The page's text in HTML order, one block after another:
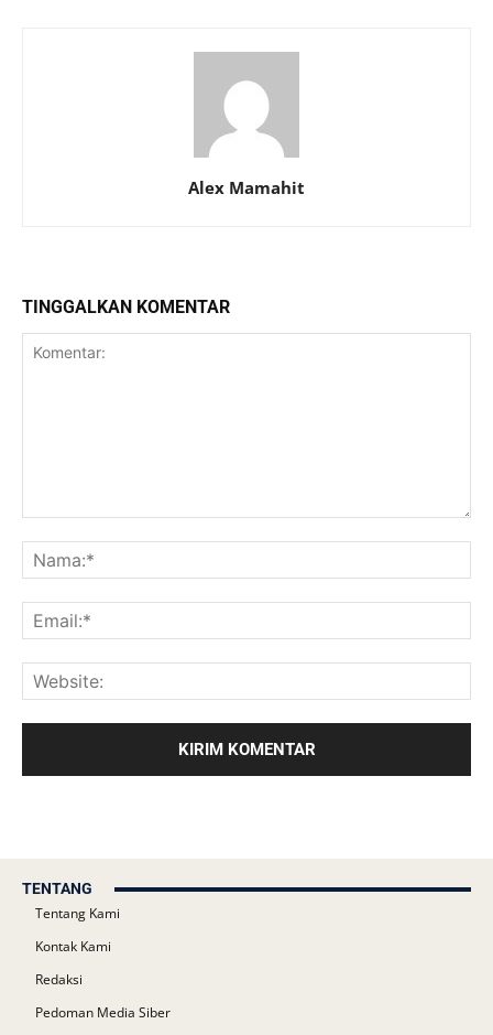
Alex Mamahit
TINGGALKAN KOMENTAR
TENTANG
Tentang Kami
Kontak Kami
Redaksi
Pedoman Media Siber